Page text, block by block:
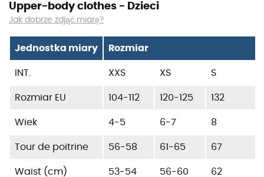
Upper-body clothes - Dzieci
Jak dobrze zdjąć miarę?
Jednostka miary Rozmiar
INT. XXS XS S
Rozmiar EU 104-112 120-125 132
Wiek 4-5 6-7 8
Tour de poitrine 56-58 61-65 67
Waist (cm) 53-54 56-60 62